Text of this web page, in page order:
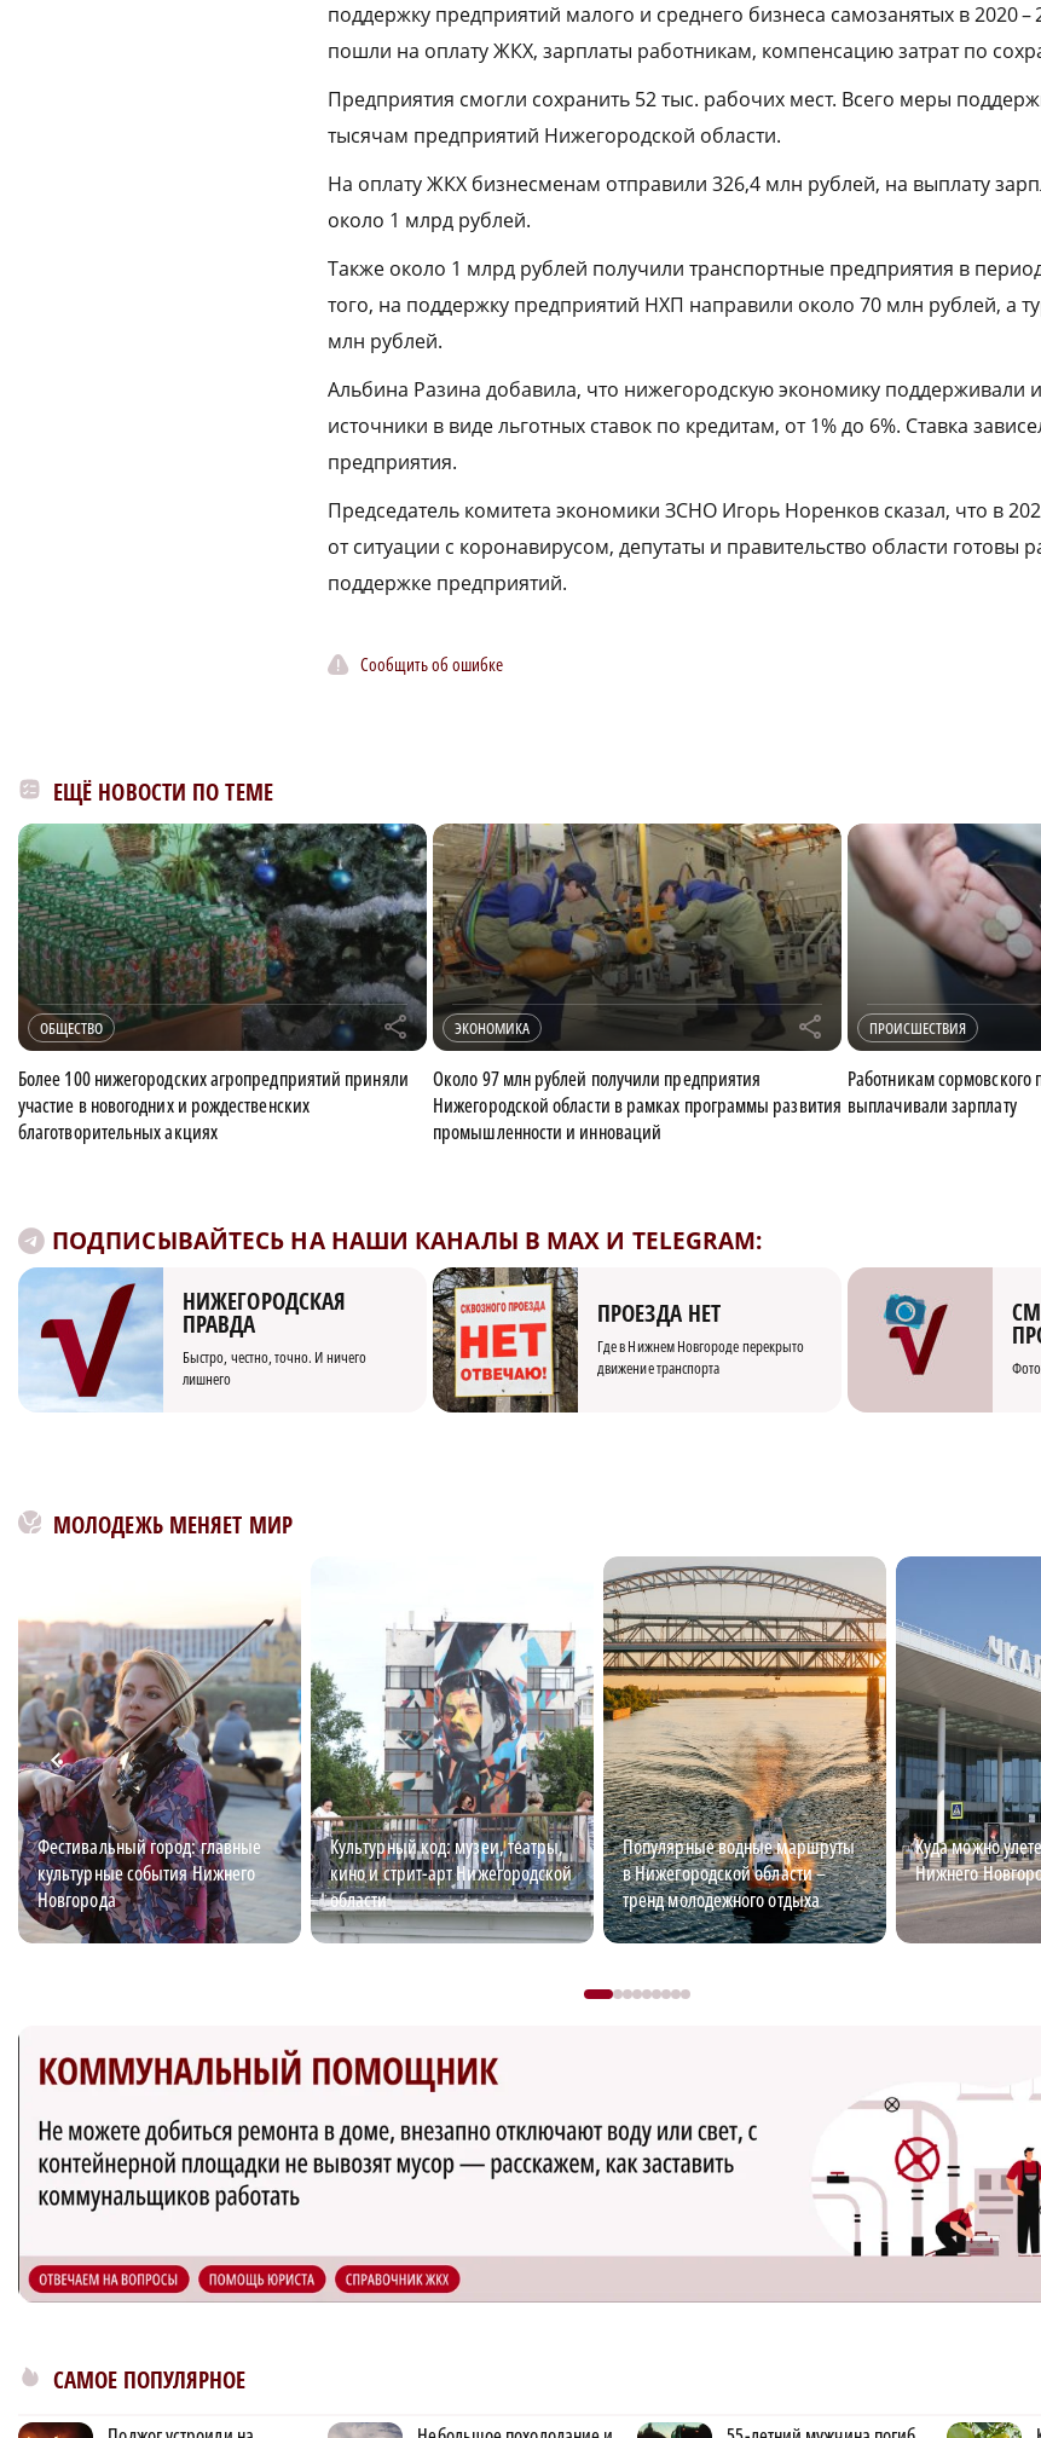
поддержку предприятий малого и среднего бизнеса самозанятых в 2020 –
пошли на оплату ЖКХ, зарплаты работникам, компенсацию затрат по
Предприятия смогли сохранить 52 тыс. рабочих мест. Всего меры
тысячам предприятий Нижегородской области.
На оплату ЖКХ бизнесменам отправили 326,4 млн рублей, на выплату
около 1 млрд рублей.
Также около 1 млрд рублей получили транспортные предприятия в
того, на поддержку предприятий НХП направили около 70 млн рублей, а
млн рублей.
Альбина Разина добавила, что нижегородскую экономику поддерживали
источники в виде льготных ставок по кредитам, от 1% до 6%. Ставка
предприятия.
Председатель комитета экономики ЗСНО Игорь Норенков сказал, что в
от ситуации с коронавирусом, депутаты и правительство области готовы
поддержке предприятий.
Сообщить об ошибке
ЕЩЁ НОВОСТИ ПО ТЕМЕ
ОБЩЕСТВО r
Более 100 нижегородских агропредприятий приняли
участие в новогодних и рождественских
благотворительных акциях
ЭКОНОМИКА r
Около 97 млн рублей получили предприятия
Нижегородской области в рамках программы развития
промышленности и инноваций
ПРОИСШЕСТВИЯ
Работникам сормовского
выплачивали зарплату
ПОДПИСЫВАЙТЕСЬ НА НАШИ КАНАЛЫ В MAX И TELEGRAM:
НИЖЕГОРОДСКАЯ
ПРАВДА
Быстро, честно, точно. И ничего
лишнего
ПРОЕЗДА НЕТ
Где в Нижнем Новгороде перекрыто
движение транспорта
МОЛОДЕЖЬ МЕНЯЕТ МИР
Фестивальный город: главные
культурные события Нижнего
Новгорода
Культурный код: музеи, театры,
кино и стрит-арт Нижегородской
области
Популярные водные маршруты
в Нижегородской области –
тренд молодежного отдыха
Куда можно
Нижнего
САМОЕ ПОПУЛЯРНОЕ